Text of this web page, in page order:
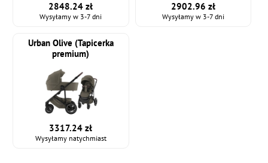
2848.24 zł
Wysyłamy w 3-7 dni
2902.96 zł
Wysyłamy w 3-7 dni
Urban Olive (Tapicerka
premium)
3317.24 zł
Wysyłamy natychmiast